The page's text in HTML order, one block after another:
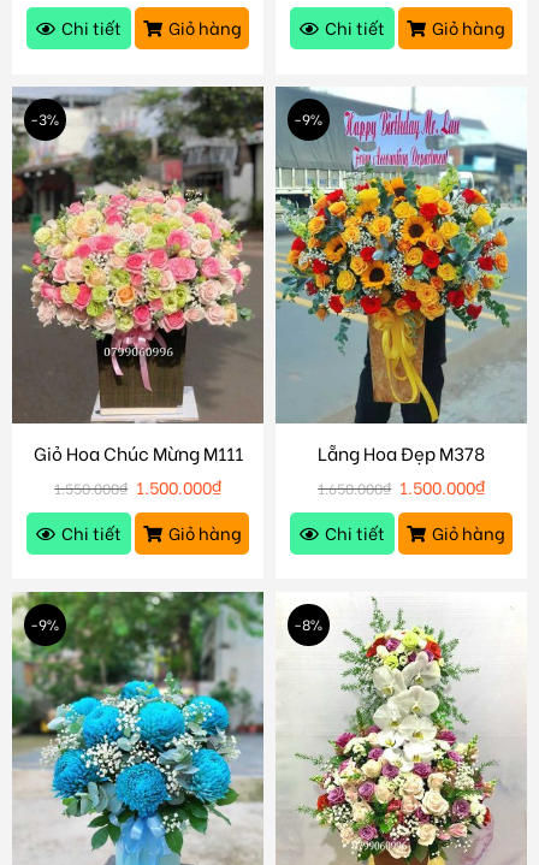
Chi tiết
Giỏ hàng
Chi tiết
Giỏ hàng
-3%
Giỏ Hoa Chúc Mừng M111
1.550.000₫ 1.500.000₫
Chi tiết
Giỏ hàng
-9%
Lẵng Hoa Đẹp M378
1.650.000₫ 1.500.000₫
Chi tiết
Giỏ hàng
-9% -8%